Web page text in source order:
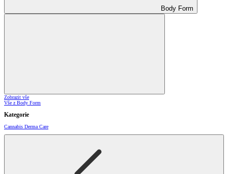
Body Form
Zobrazit vše
Vše z Body Form
Kategorie
Cannabis Derma Care